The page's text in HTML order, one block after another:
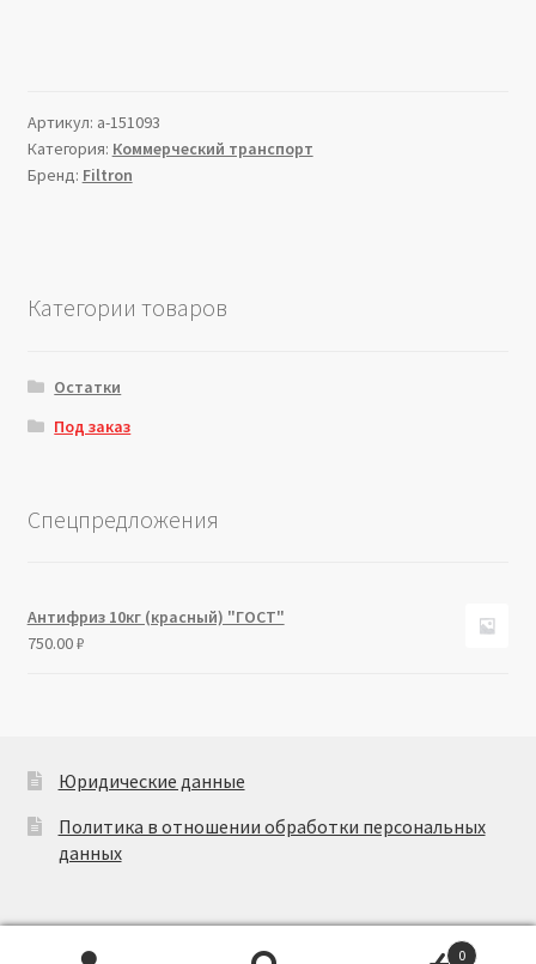
Артикул: a-151093
Категория: Коммерческий транспорт
Бренд: Filtron
Категории товаров
Остатки
Под заказ
Спецпредложения
Антифриз 10кг (красный) "ГОСТ"
750.00₽
Юридические данные
Политика в отношении обработки персональных
данных
0